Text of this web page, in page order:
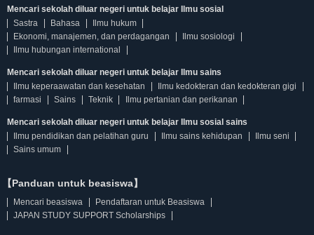
Mencari sekolah diluar negeri untuk belajar Ilmu sosial
Sastra
Bahasa
Ilmu hukum
Ekonomi, manajemen, dan perdagangan
Ilmu sosiologi
Ilmu hubungan international
Mencari sekolah diluar negeri untuk belajar Ilmu sains
Ilmu keperaawatan dan kesehatan
Ilmu kedokteran dan kedokteran gigi
farmasi
Sains Teknik Ilmu pertanian dan perikanan
Mencari sekolah diluar negeri untuk belajar Ilmu sosial sains
Ilmu pendidikan dan pelatihan guru
Ilmu sains kehidupan
Ilmu seni
Sains umum
【Panduan untuk beasiswa】
Mencari beasiswa
Pendaftaran untuk Beasiswa
JAPAN STUDY SUPPORT Scholarships